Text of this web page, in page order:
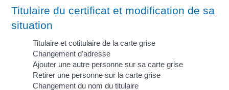
Titulaire du certificat et modification de sa
situation
Titulaire et cotitulaire de la carte grise
Changement d'adresse
Ajouter une autre personne sur sa carte grise
Retirer une personne sur la carte grise
Changement du nom du titulaire